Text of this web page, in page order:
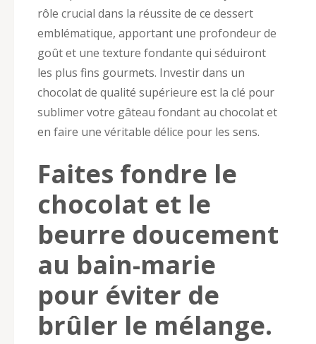
rôle crucial dans la réussite de ce dessert
emblématique, apportant une profondeur de
goût et une texture fondante qui séduiront
les plus fins gourmets. Investir dans un
chocolat de qualité supérieure est la clé pour
sublimer votre gâteau fondant au chocolat et
en faire une véritable délice pour les sens.
Faites fondre le
chocolat et le
beurre doucement
au bain-marie
pour éviter de
brûler le mélange.